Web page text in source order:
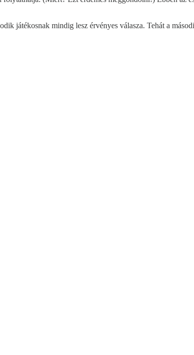
játékosnak mindig lesz érvényes válasza. Tehát a